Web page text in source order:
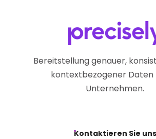
Bereitstellung genauer,
kontextbezogener Daten
Unternehmen.
Kontaktieren Sie uns